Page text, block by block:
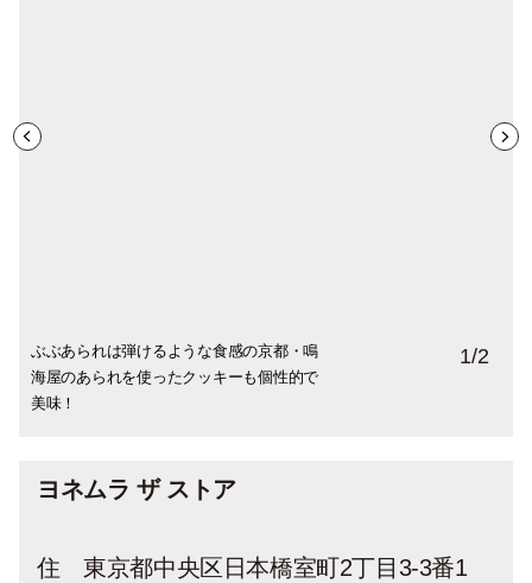
ぶぶあられは弾けるような食感の京都・鳴
海屋のあられを使ったクッキーも個性的で
美味！
「よねむらオリジナルクッキー」￥5,000 1/2
ヨネムラ ザ ストア
住 東京都中央区日本橋室町2丁目3-3番1